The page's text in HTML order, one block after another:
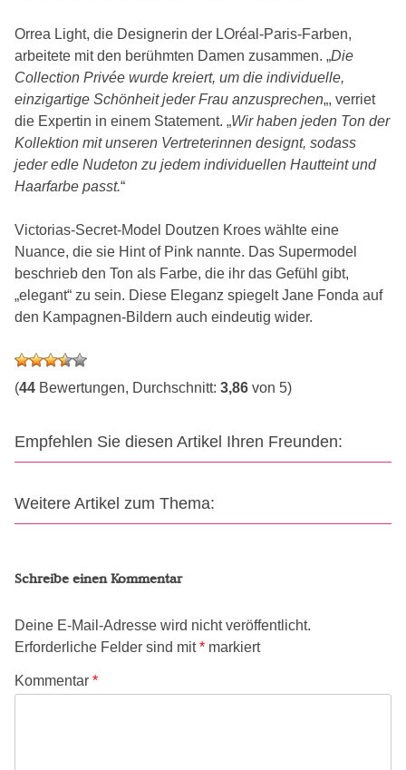
Orrea Light, die Designerin der LOréal-Paris-Farben,
arbeitete mit den berühmten Damen zusammen. „Die
Collection Privée wurde kreiert, um die individuelle,
einzigartige Schönheit jeder Frau anzusprechen„, verriet
die Expertin in einem Statement. „Wir haben jeden Ton der
Kollektion mit unseren Vertreterinnen designt, sodass
jeder edle Nudeton zu jedem individuellen Hautteint und
Haarfarbe passt.“
Victorias-Secret-Model Doutzen Kroes wählte eine
Nuance, die sie Hint of Pink nannte. Das Supermodel
beschrieb den Ton als Farbe, die ihr das Gefühl gibt,
„elegant“ zu sein. Diese Eleganz spiegelt Jane Fonda auf
den Kampagnen-Bildern auch eindeutig wider.
(44 Bewertungen, Durchschnitt: 3,86 von 5)
Empfehlen Sie diesen Artikel Ihren Freunden:
Weitere Artikel zum Thema:
Schreibe einen Kommentar
Deine E-Mail-Adresse wird nicht veröffentlicht.
Erforderliche Felder sind mit* markiert
Kommentar *